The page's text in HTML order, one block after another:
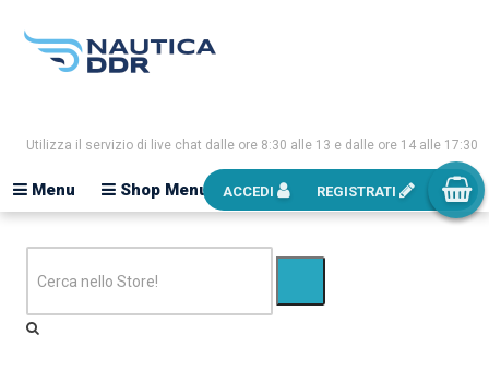
Utilizza il servizio di live chat dalle ore 8:30 alle 13 e dalle ore 14 alle 17:30
Shop Menu
Menu ACCEDI REGISTRATI